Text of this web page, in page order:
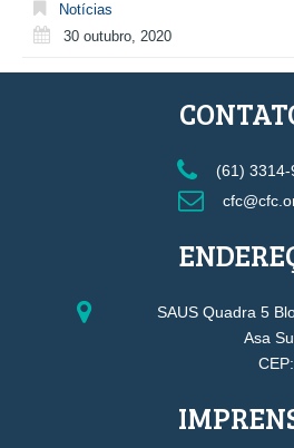
Notícias
30 outubro, 2020
(61) 3314-
SAUS Quadra 5
Asa